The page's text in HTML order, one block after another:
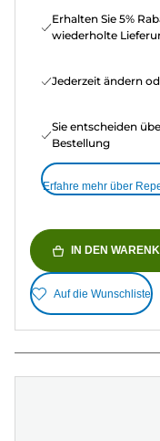
Erhalten Sie 5%
wiederholte
Jederzeit ändern
Sie entscheiden
Bestellung
Erfahre mehr über
IN DEN
Auf die Wunschliste